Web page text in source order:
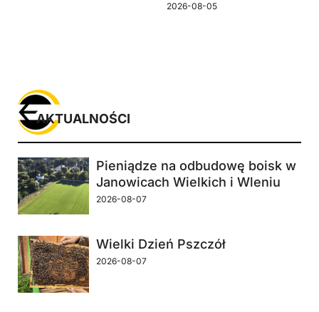
2026-08-05
Pieniądze na odbudowę boisk w
Janowicach Wielkich i Wleniu
2026-08-07
Wielki Dzień Pszczół
2026-08-07
AKTUALNOŚCI